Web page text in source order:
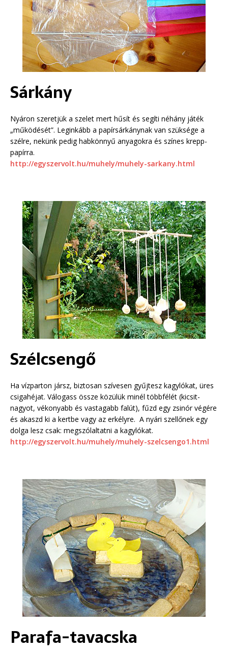
Sárkány
Nyáron szeretjük a szelet mert hűsít és segíti néhány játék
„működését”. Leginkább a papírsárkánynak van szüksége a
szélre, nekünk pedig habkönnyű anyagokra és színes krepp-
papírra.
http://egyszervolt.hu/muhely/muhely-sarkany.html
Szélcsengő
Ha vízparton jársz, biztosan szívesen gyűjtesz kagylókat, üres
csigahéjat. Válogass össze közülük minél többfélét (kicsit-
nagyot, vékonyabb és vastagabb falút), fűzd egy zsinór végére
és akaszd ki a kertbe vagy az erkélyre. A nyári szellőnek egy
dolga lesz csak: megszólaltatni a kagylókat.
http://egyszervolt.hu/muhely/muhely-szelcsengo1.html
Parafa-tavacska